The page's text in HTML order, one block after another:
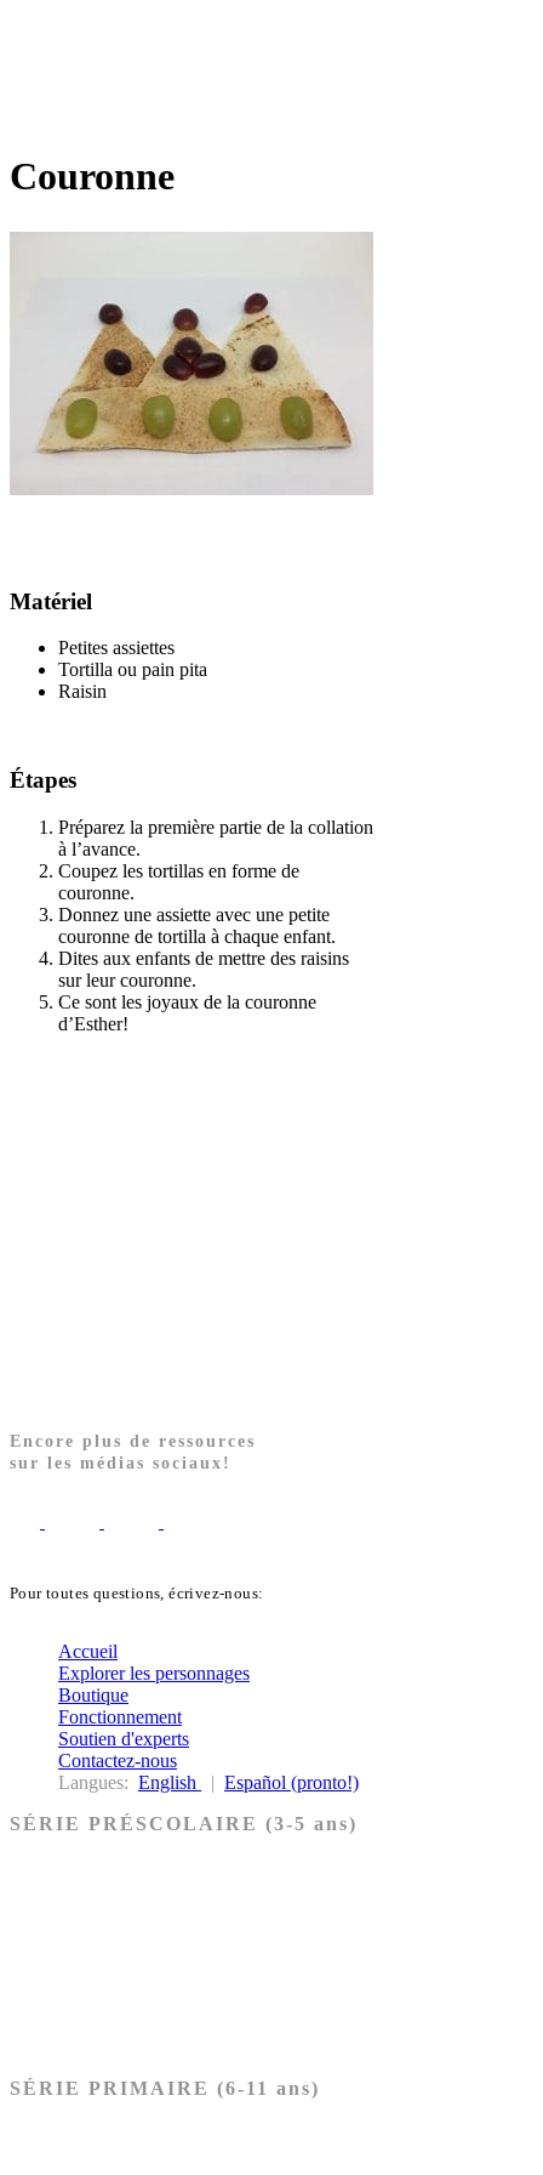
Couronne
Matériel
Petites assiettes
Tortilla ou pain pita
Raisin
Étapes
Préparez la première partie de la collation
à l’avance.
Coupez les tortillas en forme de
couronne.
Donnez une assiette avec une petite
couronne de tortilla à chaque enfant.
Dites aux enfants de mettre des raisins
sur leur couronne.
Ce sont les joyaux de la couronne
d’Esther!
Encore plus de ressources
sur les médias sociaux!
Pour toutes questions, écrivez-nous:
Accueil
Explorer les personnages
Boutique
Fonctionnement
Soutien d'experts
Contactez-nous
Langues: English | Español (pronto!)
SÉRIE PRÉSCOLAIRE (3-5 ans)
SÉRIE PRIMAIRE (6-11 ans)